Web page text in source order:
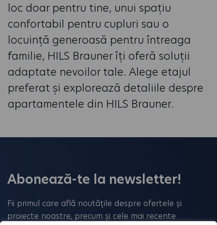
loc doar pentru tine, unui spațiu
confortabil pentru cupluri sau o
locuință generoasă pentru întreaga
familie, HILS Brauner îți oferă soluții
adaptate nevoilor tale. Alege etajul
preferat și explorează detaliile despre
apartamentele din HILS Brauner.
Abonează-te la newsletter!
Fii primul care află noutățile despre ofertele și
proiecte noastre, precum și cele mai recente